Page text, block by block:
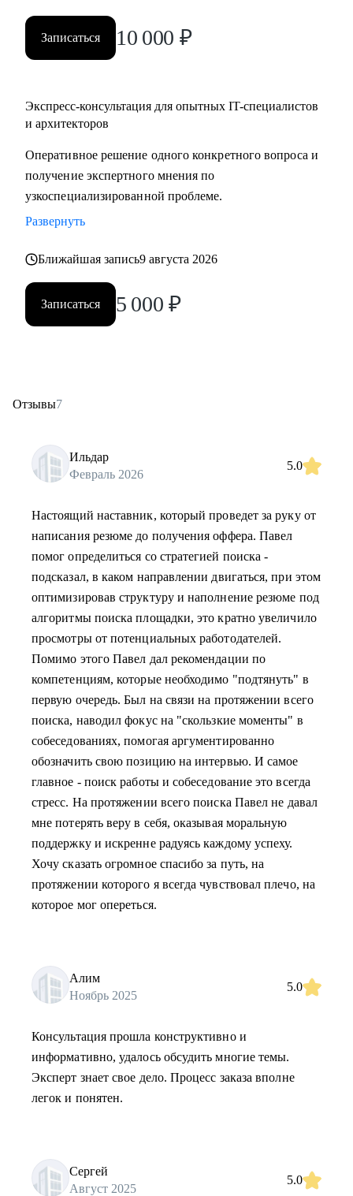
Записаться 10 000 ₽
Экспресс-консультация для опытных IT-специалистов
и архитекторов
Оперативное решение одного конкретного вопроса и
получение экспертного мнения по
узкоспециализированной проблеме.
Развернуть
Ближайшая запись9 августа 2026
Записаться 5 000 ₽
Отзывы7
Ильдар
Февраль 2026
5.0
Настоящий наставник, который проведет за руку от
написания резюме до получения оффера. Павел
помог определиться со стратегией поиска -
подсказал, в каком направлении двигаться, при этом
оптимизировав структуру и наполнение резюме под
алгоритмы поиска площадки, это кратно увеличило
просмотры от потенциальных работодателей.
Помимо этого Павел дал рекомендации по
компетенциям, которые необходимо "подтянуть" в
первую очередь. Был на связи на протяжении всего
поиска, наводил фокус на "скользкие моменты" в
собеседованиях, помогая аргументированно
обозначить свою позицию на интервью. И самое
главное - поиск работы и собеседование это всегда
стресс. На протяжении всего поиска Павел не давал
мне потерять веру в себя, оказывая моральную
поддержку и искренне радуясь каждому успеху.
Хочу сказать огромное спасибо за путь, на
протяжении которого я всегда чувствовал плечо, на
которое мог опереться.
Алим
Ноябрь 2025
5.0
Консультация прошла конструктивно и
информативно, удалось обсудить многие темы.
Эксперт знает свое дело. Процесс заказа вполне
легок и понятен.
Сергей
Август 2025
5.0